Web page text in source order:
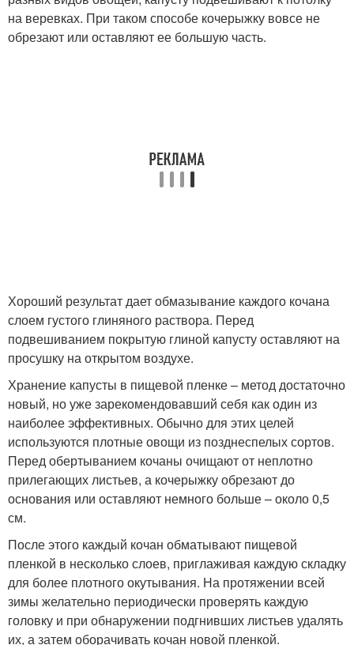
на веревках. При таком способе кочерыжку вовсе не
обрезают или оставляют ее большую часть.
Хороший результат дает обмазывание каждого кочана
слоем густого глиняного раствора. Перед
подвешиванием покрытую глиной капусту оставляют на
просушку на открытом воздухе.
Хранение капусты в пищевой пленке – метод достаточно
новый, но уже зарекомендовавший себя как один из
наиболее эффективных. Обычно для этих целей
используются плотные овощи из позднеспелых сортов.
Перед обертыванием кочаны очищают от неплотно
прилегающих листьев, а кочерыжку обрезают до
основания или оставляют немного больше – около 0,5
см.
После этого каждый кочан обматывают пищевой
пленкой в несколько слоев, приглаживая каждую складку
для более плотного окутывания. На протяжении всей
зимы желательно периодически проверять каждую
головку и при обнаружении подгнивших листьев удалять
их, а затем оборачивать кочан новой пленкой.